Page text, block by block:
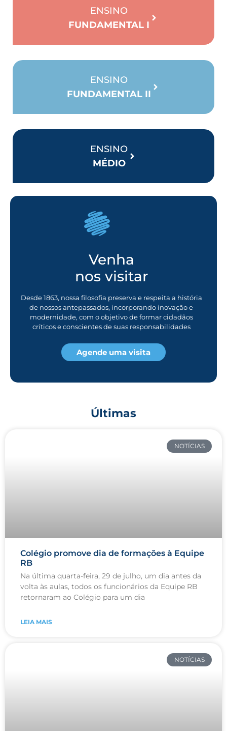
ENSINO
FUNDAMENTAL I
ENSINO
FUNDAMENTAL II
ENSINO
MÉDIO
Venha
nos visitar
Desde 1863, nossa filosofia preserva e respeita a história
de nossos antepassados, incorporando inovação e
modernidade, com o objetivo de formar cidadãos
críticos e conscientes de suas responsabilidades
Agende uma visita
Últimas
NOTÍCIAS
Colégio promove dia de formações à Equipe
RB
Na última quarta-feira, 29 de julho, um dia antes da
volta às aulas, todos os funcionários da Equipe RB
retornaram ao Colégio para um dia
LEIA MAIS
NOTÍCIAS